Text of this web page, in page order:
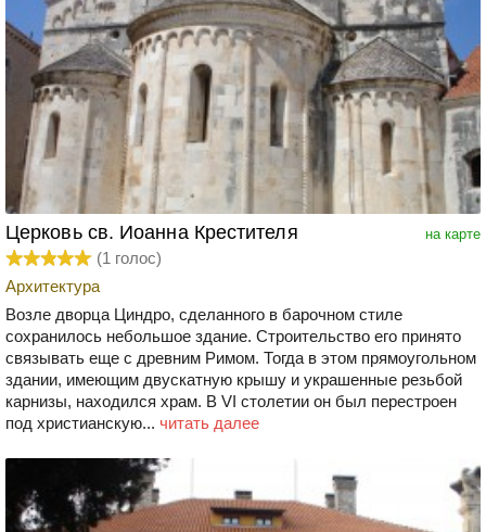
на карте
Церковь св. Иоанна Крестителя
(1 голос)
Архитектура
Возле дворца Циндро, сделанного в барочном стиле
сохранилось небольшое здание. Строительство его принято
связывать еще с древним Римом. Тогда в этом прямоугольном
здании, имеющим двускатную крышу и украшенные резьбой
карнизы, находился храм. В VI столетии он был перестроен
под христианскую... читать далее